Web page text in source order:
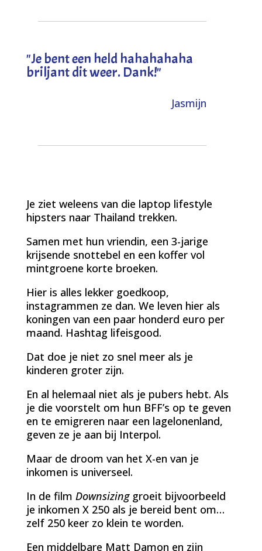
"Je bent een held hahahahaha
briljant dit weer. Dank!"
Jasmijn
Je ziet weleens van die laptop lifestyle
hipsters naar Thailand trekken.
Samen met hun vriendin, een 3-jarige
krijsende snottebel en een koffer vol
mintgroene korte broeken.
Hier is alles lekker goedkoop,
instagrammen ze dan. We leven hier als
koningen van een paar honderd euro per
maand. Hashtag lifeisgood.
Dat doe je niet zo snel meer als je
kinderen groter zijn.
En al helemaal niet als je pubers hebt. Als
je die voorstelt om hun BFF’s op te geven
en te emigreren naar een lagelonenland,
geven ze je aan bij Interpol.
Maar de droom van het X-en van je
inkomen is universeel.
In de film Downsizinggroeit bijvoorbeeld
je inkomen X 250 als je bereid bent om…
zelf 250 keer zo klein te worden.
Een middelbare Matt Damon en zijn